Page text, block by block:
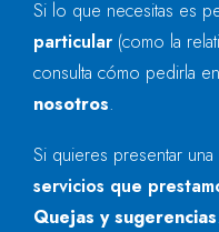
Si lo que necesitas es
particular (como la
consulta cómo pedirla
nosotros.
Si quieres presentar una
servicios que
Quejas y sugerencias.